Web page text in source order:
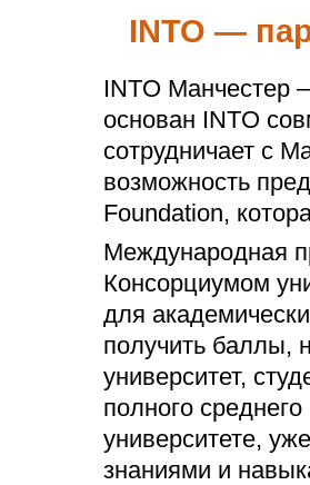
INTO —
INTO Манчестер
основан INTO
сотрудничает с
возможность
Foundation,
Международная
Консорциумом
для
получить баллы,
университет,
полного
университете,
знаниями и